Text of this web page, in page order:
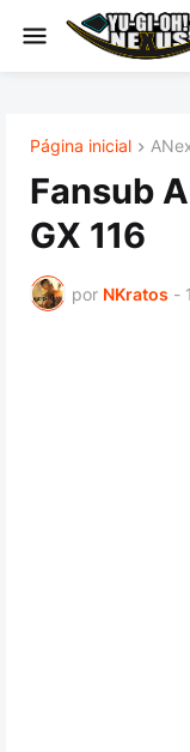
Página inicial
Fansub
GX 116
por NKratos -